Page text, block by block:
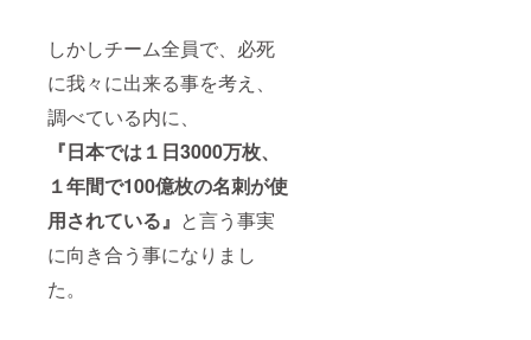
しかしチーム全員で、必死
に我々に出来る事を考え、
調べている内に、
『日本では１日3000万枚、
１年間で100億枚の名刺が使
用されている』 と言う事実
に向き合う事になりまし
た。